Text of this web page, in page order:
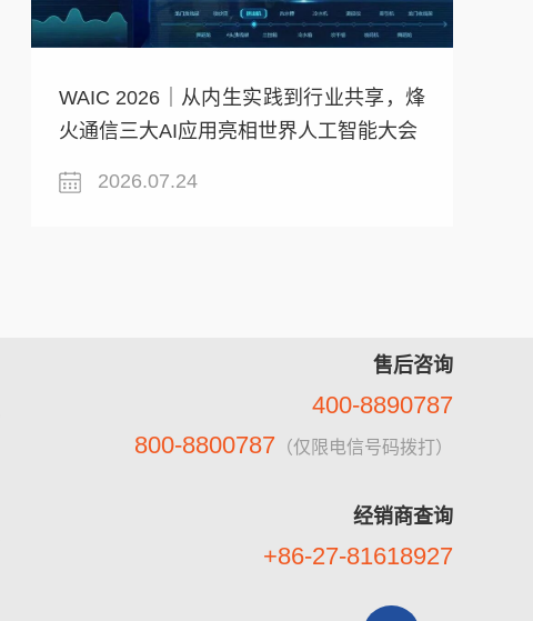
WAIC 2026｜从内生实践到行业共享，烽
火通信三大AI应用亮相世界人工智能大会
2026.07.24
售后咨询
400-8890787
800-8800787 （仅限电信号码拨打）
经销商查询
+86-27-81618927